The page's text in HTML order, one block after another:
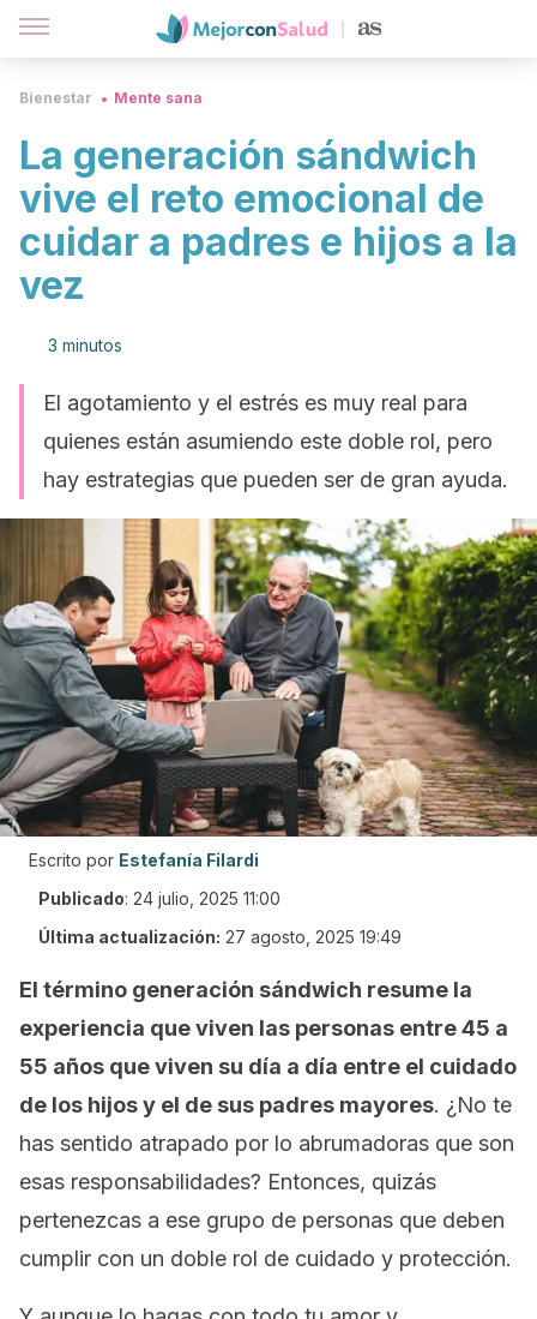
Bienestar Mente sana
La generación sándwich
vive el reto emocional de
cuidar a padres e hijos a la
vez
3 minutos
El agotamiento y el estrés es muy real para
quienes están asumiendo este doble rol, pero
hay estrategias que pueden ser de gran ayuda.
Escrito por Estefanía Filardi
Publicado: 24 julio, 2025 11:00
Última actualización: 27 agosto, 2025 19:49
El término generación sándwich resume la
experiencia que viven las personas entre 45 a
55 años que viven su día a día entre el cuidado
de los hijos y el de sus padres mayores. ¿No te
has sentido atrapado por lo abrumadoras que son
esas responsabilidades? Entonces, quizás
pertenezcas a ese grupo de personas que deben
cumplir con un doble rol de cuidado y protección.